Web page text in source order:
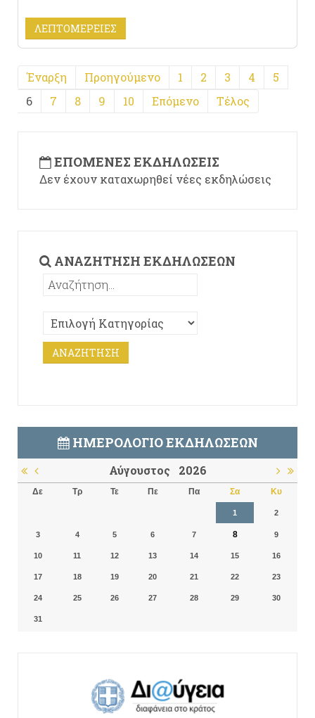
ΛΕΠΤΟΜΈΡΕΙΕΣ
Έναρξη Προηγούμενο 1 2 3 4
5
6
7 8 9 10 Επόμενο Τέλος
ΕΠΌΜΕΝΕΣ ΕΚΔΗΛΏΣΕΙΣ
Δεν έχουν καταχωρηθεί νέες εκδηλώσεις
ΑΝΑΖΉΤΗΣΗ ΕΚΔΗΛΏΣΕΩΝ
ΗΜΕΡΟΛΌΓΙΟ ΕΚΔΗΛΏΣΕΩΝ
Αύγουστος 2026
Δε Τρ Τε Πε Πα Σα Κυ
1 2
3 4 5 6 7 8 9
10 11 12 13 14 15 16
17 18 19 20 21 22 23
24 25 26 27 28 29 30
31